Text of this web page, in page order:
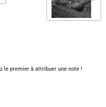
le premier à attribuer une note !